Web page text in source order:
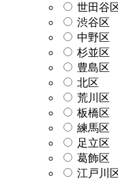
世田谷
渋谷区
中野区
杉並区
豊島区
北区
荒川区
板橋区
練馬区
足立区
葛飾区
江戸川